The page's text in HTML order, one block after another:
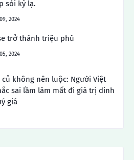
sỏi kỳ lạ.
2024
trở thành triệu phú
2024
không nên luộc: Người Việt
sai lầm làm mất đi giá trị dinh
giá